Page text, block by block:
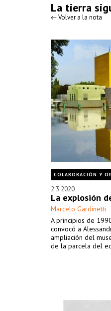
La tierra
← Volver a la nota
COLABORACIÓN Y
2.3.2020
La explosión
Marcelo Gardinetti
A principios de
convocó a
ampliación del
de la parcela del